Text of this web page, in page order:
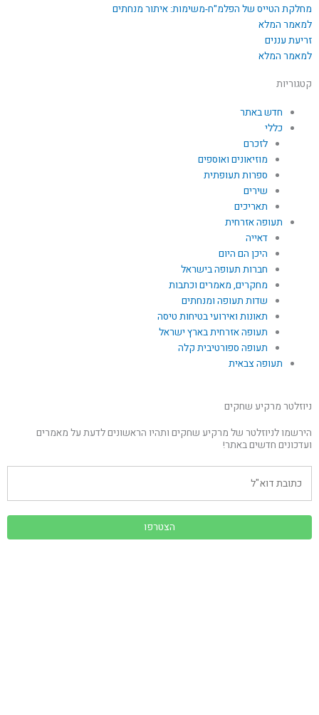
מחלקת הטייס של הפלמ"ח-משימות: איתור מנחתים
למאמר המלא
זריעת עננים
למאמר המלא
קטגוריות
חדש באתר
כללי
לזכרם
מוזיאונים ואוספים
ספרות תעופתית
שירים
תאריכים
תעופה אזרחית
דאייה
היכן הם היום
חברות תעופה בישראל
מחקרים, מאמרים וכתבות
שדות תעופה ומנחתים
תאונות ואירועי בטיחות טיסה
תעופה אזרחית בארץ ישראל
תעופה ספורטיבית קלה
תעופה צבאית
ניוזלטר מרקיע שחקים
הירשמו לניוזלטר של מרקיע שחקים ותהיו הראשונים לדעת על מאמרים
ועדכונים חדשים באתר!